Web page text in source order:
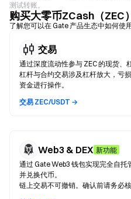
测试转账。
购买大零币ZCash（ZEC
了解您可以在 Gate 产品生态中如何使用
交易
通过深度流动性参与 ZEC 的现货、
杠杆与合约交易涉及杠杆放大，亏
资金进行操作。
交易 ZEC/USDT →
Web3 & DEX 新功能
通过 Gate Web3 钱包实现完全自
并兑换代币。
链上交易不可撤销。确认前请务必